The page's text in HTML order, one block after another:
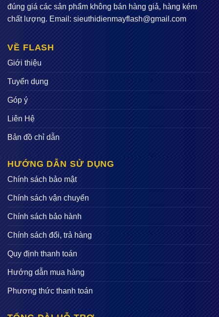
đúng giá các sản phẩm không bán hàng giả, hàng kém
chất lượng. Email: sieuthidienmayflash@gmail.com
VỀ FLASH
Giới thiệu
Tuyển dụng
Góp ý
Liên Hệ
Bản đồ chỉ dẫn
HƯỚNG DẪN SỬ DỤNG
Chính sách bảo mật
Chính sách vận chuyển
Chính sách bảo hành
Chính sách đổi, trả hàng
Quy định thanh toán
Hướng dẫn mua hàng
Phương thức thanh toán